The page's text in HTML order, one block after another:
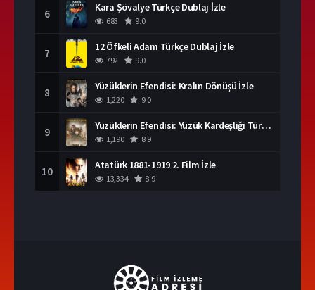
6 Kara Şövalye Türkçe Dublaj İzle
683 9.0
7 12 Öfkeli Adam Türkçe Dublaj İzle
792 9.0
8 Yüzüklerin Efendisi: Kralın Dönüşü İzle
1,220 9.0
9 Yüzüklerin Efendisi: Yüzük Kardeşliği Türkçe Dublaj İzle
1,190 8.9
10 Atatürk 1881-1919 2. Film İzle
13,334 8.9